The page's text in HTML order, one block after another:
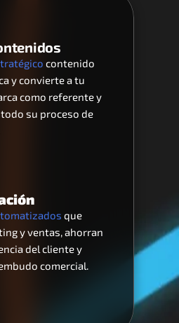
contenido
y convierte a tu
como referente y
su proceso de
que
y ventas, ahorran
del cliente y
comercial.